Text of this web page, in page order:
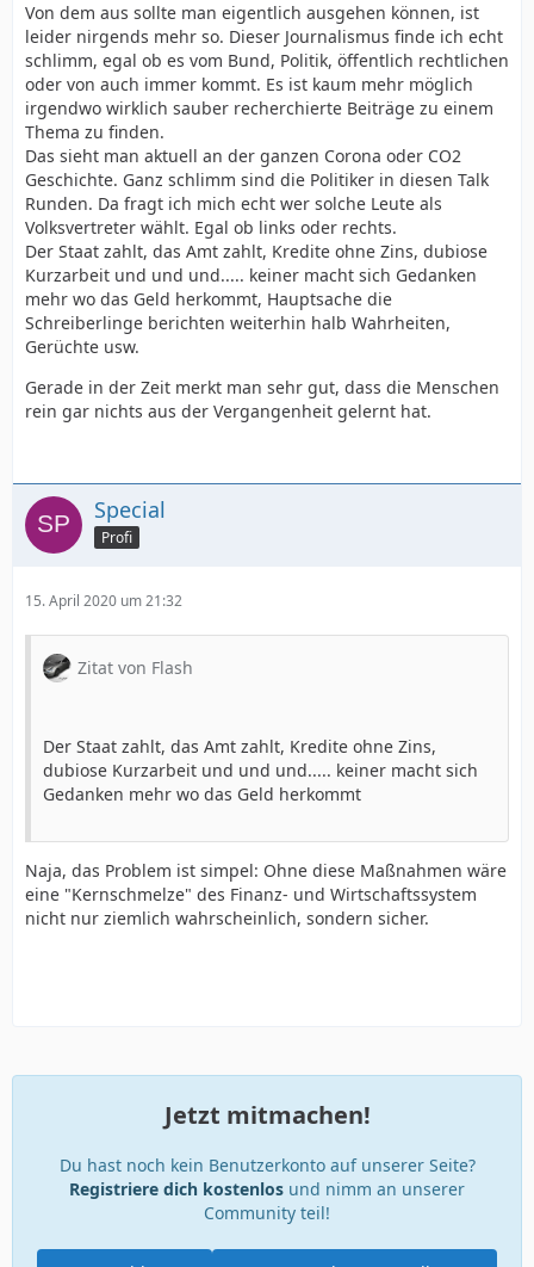
Von dem aus sollte man eigentlich ausgehen können, ist
leider nirgends mehr so. Dieser Journalismus finde ich echt
schlimm, egal ob es vom Bund, Politik, öffentlich rechtlichen
oder von auch immer kommt. Es ist kaum mehr möglich
irgendwo wirklich sauber recherchierte Beiträge zu einem
Thema zu finden.
Das sieht man aktuell an der ganzen Corona oder CO2
Geschichte. Ganz schlimm sind die Politiker in diesen Talk
Runden. Da fragt ich mich echt wer solche Leute als
Volksvertreter wählt. Egal ob links oder rechts.
Der Staat zahlt, das Amt zahlt, Kredite ohne Zins, dubiose
Kurzarbeit und und und..... keiner macht sich Gedanken
mehr wo das Geld herkommt, Hauptsache die
Schreiberlinge berichten weiterhin halb Wahrheiten,
Gerüchte usw.
Gerade in der Zeit merkt man sehr gut, dass die Menschen
rein gar nichts aus der Vergangenheit gelernt hat.
Special
Profi
15. April 2020 um 21:32
Zitat von Flash
Der Staat zahlt, das Amt zahlt, Kredite ohne Zins,
dubiose Kurzarbeit und und und..... keiner macht sich
Gedanken mehr wo das Geld herkommt
Naja, das Problem ist simpel: Ohne diese Maßnahmen wäre
eine "Kernschmelze" des Finanz- und Wirtschaftssystem
nicht nur ziemlich wahrscheinlich, sondern sicher.
Jetzt mitmachen!
Du hast noch kein Benutzerkonto auf unserer Seite?
Registriere dich kostenlos und nimm an unserer
Community teil!